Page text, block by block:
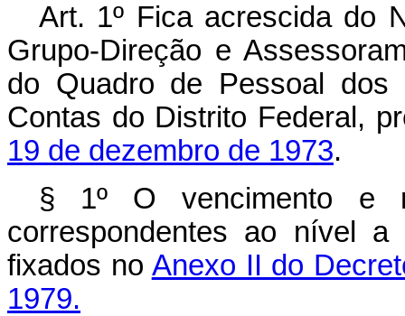
Art. 1º Fica acrescida do
Grupo-Direção e
do Quadro de Pessoal dos
Contas do Distrito Federal,
19 de dezembro de 1973.
§ 1º O vencimento e
correspondentes ao nível
fixados no Anexo II do
1979.